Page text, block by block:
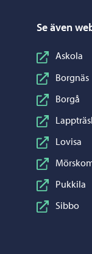
Se även
Askola
Borgnäs
Borgå
Lovisa
Pukkila
Sibbo